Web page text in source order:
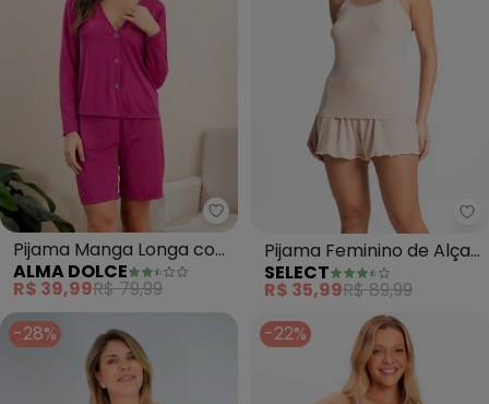
Alma Dolce - Pijama Manga
Pijama Manga Longa com
Abertura de Botão (Pink)
ALMA DOLCE
R$ 39,99R$ 79,99
Pijama Feminino de Alças
(Rosa)
SELECT
R$ 35,99R$ 89,99
-28%
-22%